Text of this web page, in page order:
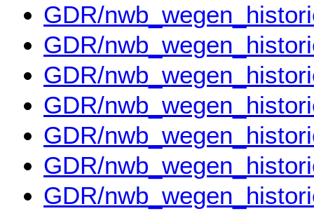
GDR/
GDR/
GDR/
GDR/
GDR/
GDR/
GDR/